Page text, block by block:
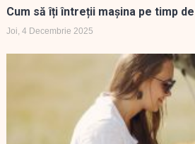
Cum să îți întreții mașina pe timp
Joi, 4 Decembrie 2025